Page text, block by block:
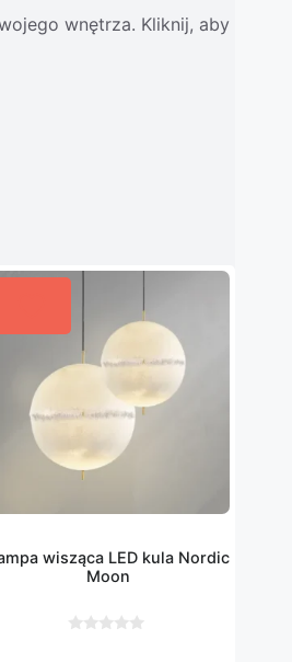
wnętrza. Kliknij, aby
wisząca LED kula Nordic
Moon